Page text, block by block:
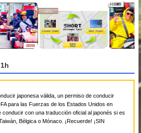
japonesa válida, un permiso de conducir
para las Fuerzas de los Estados Unidos en
con una traducción oficial al japonés si es
Bélgica o Mónaco. ¡Recuerde! ¡SIN